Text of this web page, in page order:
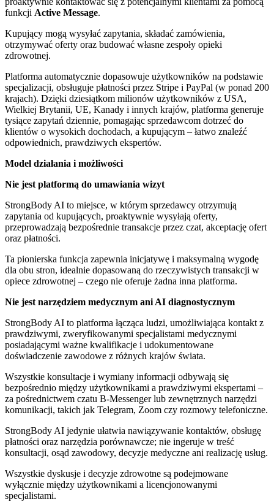
funkcji Active Message.
Kupujący mogą wysyłać zapytania, składać zamówienia,
otrzymywać oferty oraz budować własne zespoły opieki
zdrowotnej.
Platforma automatycznie dopasowuje użytkowników na podstawie
specjalizacji, obsługuje płatności przez Stripe i PayPal (w ponad 200
krajach). Dzięki dziesiątkom milionów użytkowników z USA,
Wielkiej Brytanii, UE, Kanady i innych krajów, platforma generuje
tysiące zapytań dziennie, pomagając sprzedawcom dotrzeć do
klientów o wysokich dochodach, a kupującym – łatwo znaleźć
odpowiednich, prawdziwych ekspertów.
Model działania i możliwości
Nie jest platformą do umawiania wizyt
StrongBody AI to miejsce, w którym sprzedawcy otrzymują
zapytania od kupujących, proaktywnie wysyłają oferty,
przeprowadzają bezpośrednie transakcje przez czat, akceptację ofert
oraz płatności.
Ta pionierska funkcja zapewnia inicjatywę i maksymalną wygodę
dla obu stron, idealnie dopasowaną do rzeczywistych transakcji w
opiece zdrowotnej – czego nie oferuje żadna inna platforma.
Nie jest narzędziem medycznym ani AI diagnostycznym
StrongBody AI to platforma łącząca ludzi, umożliwiająca kontakt z
prawdziwymi, zweryfikowanymi specjalistami medycznymi
posiadającymi ważne kwalifikacje i udokumentowane
doświadczenie zawodowe z różnych krajów świata.
Wszystkie konsultacje i wymiany informacji odbywają się
bezpośrednio między użytkownikami a prawdziwymi ekspertami –
za pośrednictwem czatu B-Messenger lub zewnętrznych narzędzi
komunikacji, takich jak Telegram, Zoom czy rozmowy telefoniczne.
StrongBody AI jedynie ułatwia nawiązywanie kontaktów, obsługę
płatności oraz narzędzia porównawcze; nie ingeruje w treść
konsultacji, osąd zawodowy, decyzje medyczne ani realizację usług.
Wszystkie dyskusje i decyzje zdrowotne są podejmowane
wyłącznie między użytkownikami a licencjonowanymi
specjalistami.